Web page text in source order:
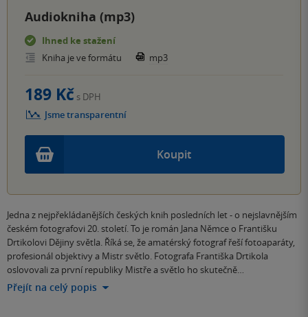
Audiokniha (mp3)
Ihned ke stažení
Kniha je ve formátu
mp3
Koupit
189 Kč s DPH
Jsme transparentní
Jedna z nejpřekládanějších českých knih posledních let - o nejslavnějším
českém fotografovi 20. století. To je román Jana Němce o Františku
Drtikolovi Dějiny světla. Říká se, že amatérský fotograf řeší fotoaparáty,
profesionál objektivy a Mistr světlo. Fotografa Františka Drtikola
oslovovali za první republiky Mistře a světlo ho skutečně…
Přejít na celý popis